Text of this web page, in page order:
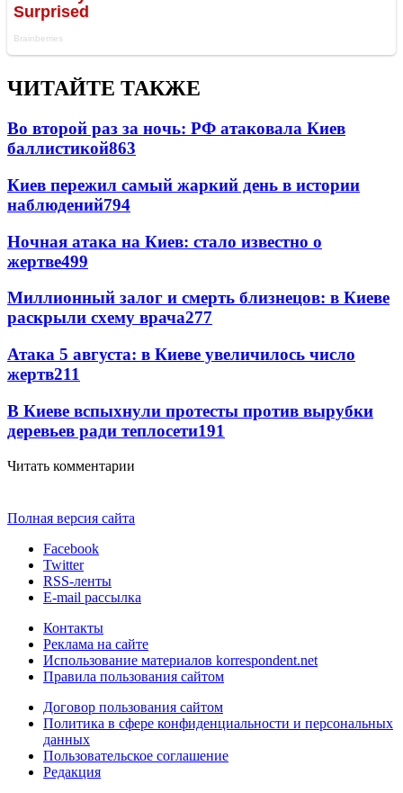
ЧИТАЙТЕ ТАКЖЕ
Во второй раз за ночь: РФ атаковала Киев
баллистикой863
Киев пережил самый жаркий день в истории
наблюдений794
Ночная атака на Киев: стало известно о
жертве499
Миллионный залог и смерть близнецов: в Киеве
раскрыли схему врача277
Атака 5 августа: в Киеве увеличилось число
жертв211
В Киеве вспыхнули протесты против вырубки
деревьев ради теплосети191
Читать комментарии
Полная версия сайта
Facebook
Twitter
RSS-ленты
E-mail рассылка
Контакты
Реклама на сайте
Использование материалов korrespondent.net
Правила пользования сайтом
Договор пользования сайтом
Политика в сфере конфиденциальности и персональных
данных
Пользовательское соглашение
Редакция